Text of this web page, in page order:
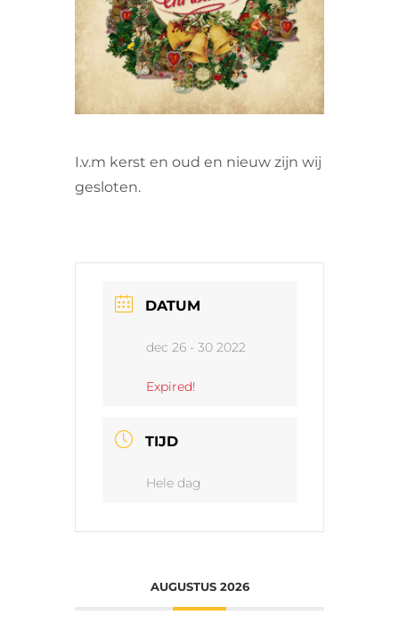
CONTACT
I.v.m kerst en oud en nieuw zijn wij
gesloten.
DATUM
dec 26 - 30 2022
Expired!
TIJD
Hele dag
AUGUSTUS 2026